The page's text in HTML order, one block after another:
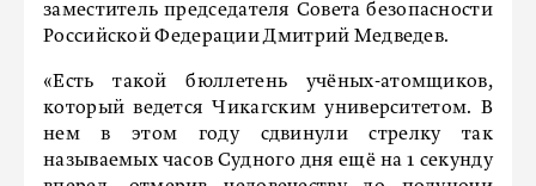
заместитель председателя Совета безопасности
Российской Федерации Дмитрий Медведев.
«Есть такой бюллетень учёных-атомщиков,
который ведется Чикагским университетом. В
нем в этом году сдвинули стрелку так
называемых часов Судного дня ещё на 1 секунду